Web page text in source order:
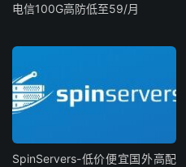
电信100G高防低至59/月
SpinServers-低价便宜国外高配